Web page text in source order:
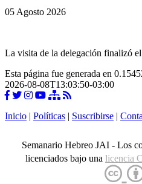
05 Agosto 2026
La visita de la delegación finalizó
Esta página fue generada en
2026-08-08T13:03:50-03:00
Inicio | Políticas | Suscribirse |
Semanario Hebreo JAI - Los
licenciados bajo una licencia